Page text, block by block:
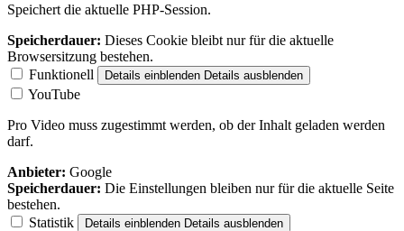
Speichert die aktuelle PHP-Session.
Speicherdauer: Dieses Cookie bleibt nur für die aktuelle
Browsersitzung bestehen.
Funktionell
Details einblenden Details ausblenden
YouTube
Pro Video muss zugestimmt werden, ob der Inhalt geladen werden
darf.
Anbieter: Google
Speicherdauer: Die Einstellungen bleiben nur für die aktuelle Seite
bestehen.
Statistik
Details einblenden Details ausblenden